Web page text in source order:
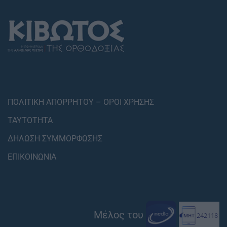
ΠΟΛΙΤΙΚΗ ΑΠΟΡΡΗΤΟΥ – ΟΡΟΙ ΧΡΗΣΗΣ
ΤΑΥΤΟΤΗΤΑ
ΔΗΛΩΣΗ ΣΥΜΜΟΡΦΩΣΗΣ
ΕΠΙΚΟΙΝΩΝΙΑ
Μέλος του